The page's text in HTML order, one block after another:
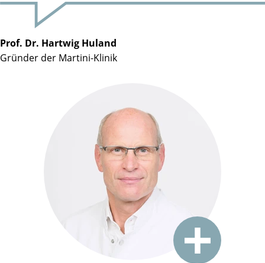
Prof. Dr. Hartwig Huland
Gründer der Martini-Klinik